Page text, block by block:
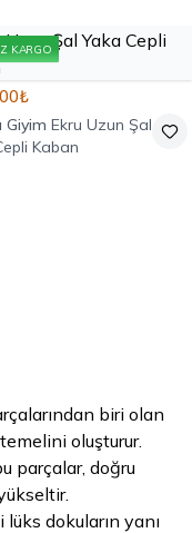
KARGO
Giyim Ekru Uzun Şal
Kaban
biri olan
oluşturur.
parçalar, doğru
dokuların yanı